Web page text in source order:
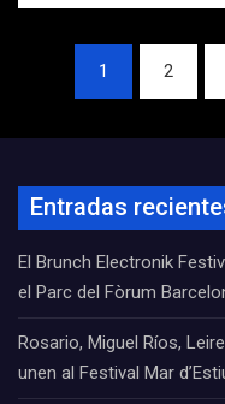
Navegación
entradas
1 2
Entradas
El Brunch Electronik
el Parc del Fòrum
Rosario, Miguel Ríos,
unen al Festival Mar